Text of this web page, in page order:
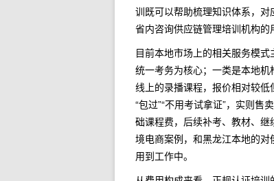
训既可以帮助梳理知识体系，
省内咨询供应链管理培训机构的
目前本地市场上的相关服务模
统一考务为核心；一类是本地
线上的录播课程，报价相对较
“包过”“不用考试拿证”，实则
础课程费，后续补考、教材、
境电商案例，和黑龙江本地的
用到工作中。